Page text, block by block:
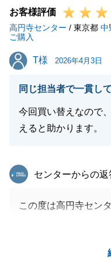
お客様評価
高円寺センター / 東京都 中
ご購入
T様
T様 2026年4月3日
同じ担当者で一貫し
今回買い替えなので
えると助かります。
東急リバブル
センターからの返
この度は高円寺セン
ありがとうございま